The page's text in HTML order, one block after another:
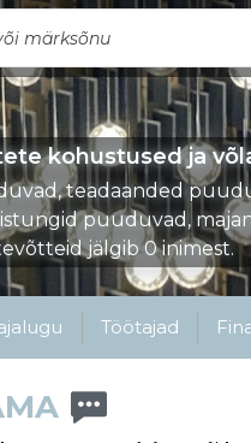
kohustused ja
teadaanded
puuduvad,
jälgib 0 inimest.
Töötajad